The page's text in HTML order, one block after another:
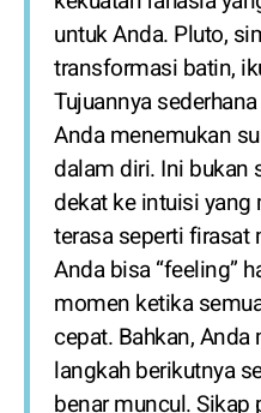
untuk Anda. Pluto,
transformasi batin,
Tujuannya
Anda menemukan
dalam diri. Ini bukan
dekat ke intuisi
terasa seperti firasat
Anda bisa “feeling”
momen ketika
cepat. Bahkan,
langkah berikutnya
benar muncul.